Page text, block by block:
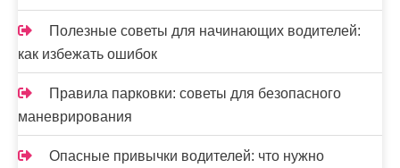
Полезные советы для начинающих водителей:
как избежать ошибок
Правила парковки: советы для безопасного
маневрирования
Опасные привычки водителей: что нужно